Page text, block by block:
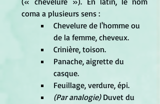
coma a plusieurs sens :
Chevelure de l'homme ou
de la femme, cheveux.
Crinière, toison.
Panache, aigrette du
casque.
Feuillage, verdure, épi.
(Par analogie) Duvet du